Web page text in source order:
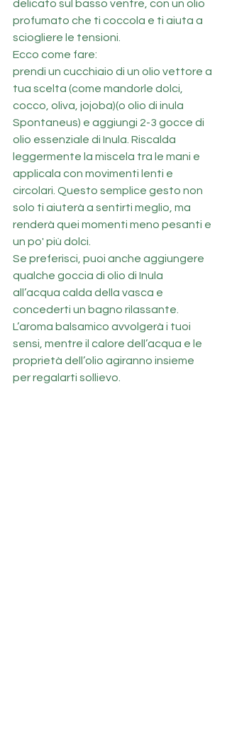
delicato sul basso ventre, con un olio
profumato che ti coccola e ti aiuta a
sciogliere le tensioni.
Ecco come fare:
prendi un cucchiaio di un olio vettore a
tua scelta (come mandorle dolci,
cocco, oliva, jojoba)(o olio di inula
Spontaneus) e aggiungi 2-3 gocce di
olio essenziale di Inula. Riscalda
leggermente la miscela tra le mani e
applicala con movimenti lenti e
circolari. Questo semplice gesto non
solo ti aiuterà a sentirti meglio, ma
renderà quei momenti meno pesanti e
un po' più dolci.
Se preferisci, puoi anche aggiungere
qualche goccia di olio di Inula
all’acqua calda della vasca e
concederti un bagno rilassante.
L’aroma balsamico avvolgerà i tuoi
sensi, mentre il calore dell’acqua e le
proprietà dell’olio agiranno insieme
per regalarti sollievo.